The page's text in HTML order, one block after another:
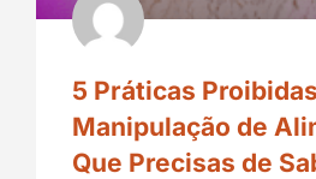
5 Práticas
Manipulação de
Que Precisas de